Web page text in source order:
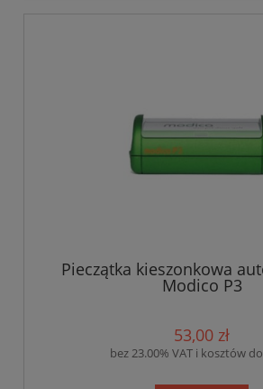
Pieczątka kieszonkowa
Modico P3
53,00 zł
bez 23.00% VAT i kosztów